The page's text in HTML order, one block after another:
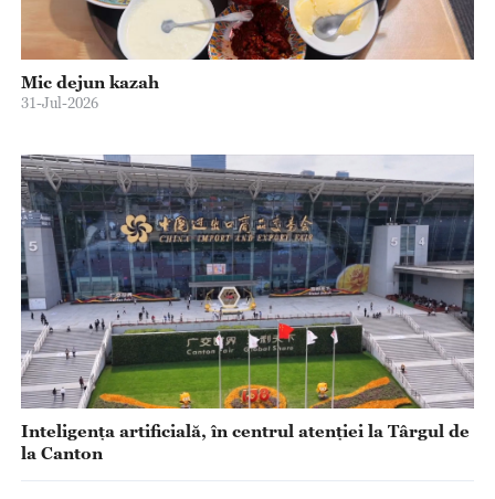
Mic dejun kazah
31-Jul-2026
Inteligența artificială, în centrul atenției la Târgul de
la Canton